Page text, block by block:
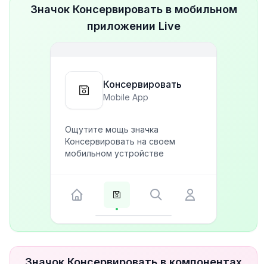
Значок Консервировать в мобильном
приложении Live
Консервировать
Mobile App
Ощутите мощь значка
Консервировать на своем
мобильном устройстве